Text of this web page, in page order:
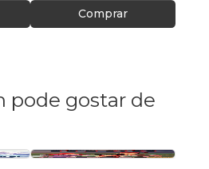
Comprar
pode gostar de